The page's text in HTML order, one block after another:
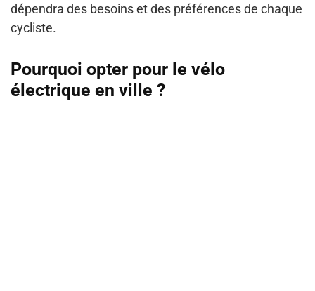
dépendra des besoins et des préférences de chaque
cycliste.
Pourquoi opter pour le vélo
électrique en ville ?